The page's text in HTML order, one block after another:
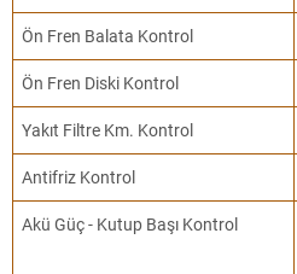
Ön Fren Balata Kontrol
Ön Fren Diski Kontrol
Yakıt Filtre Km. Kontrol
Antifriz Kontrol
Akü Güç - Kutup Başı Kontrol